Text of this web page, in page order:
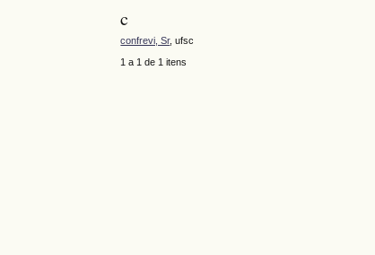
c
confrevi, Sr, ufsc
1 a 1 de 1 itens